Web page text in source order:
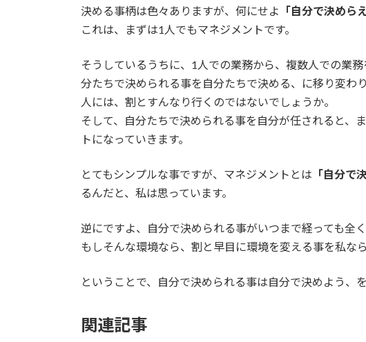
決める事柄は色々ありますが、何にせよ
「自分で決めら
これは、まずは1人でもマネジメントです。
そうしているうちに、1人での業務から、複数人での業
分たちで決められる事を自分たちで決める、に移り変わ
人には、割とすんなり行くのではないでしょうか。
そして、自分たちで決められる事を自分が任されると、
トになっていきます。
とてもシンプルな事ですが、マネジメントとは 「自分で
るんだと、私は思っています。
逆にですよ、自分で決められる事がいつまで経っても全
もしそんな環境なら、割と早目に環境を変える事を私な
ということで、自分で決められる事は自分で決めよう、
関連記事